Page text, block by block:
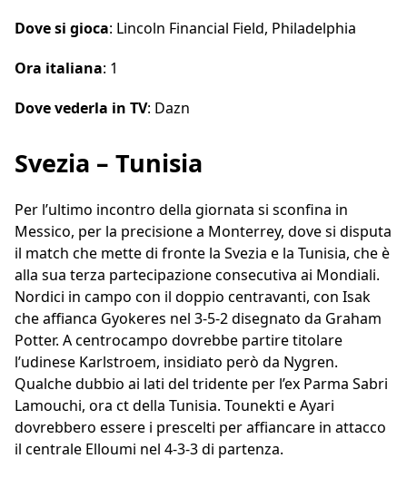
Dove si gioca: Lincoln Financial Field, Philadelphia
Ora italiana: 1
Dove vederla in TV: Dazn
Svezia – Tunisia
Per l’ultimo incontro della giornata si sconfina in
Messico, per la precisione a Monterrey, dove si disputa
il match che mette di fronte la Svezia e la Tunisia, che è
alla sua terza partecipazione consecutiva ai Mondiali.
Nordici in campo con il doppio centravanti, con Isak
che affianca Gyokeres nel 3-5-2 disegnato da Graham
Potter. A centrocampo dovrebbe partire titolare
l’udinese Karlstroem, insidiato però da Nygren.
Qualche dubbio ai lati del tridente per l’ex Parma Sabri
Lamouchi, ora ct della Tunisia. Tounekti e Ayari
dovrebbero essere i prescelti per affiancare in attacco
il centrale Elloumi nel 4-3-3 di partenza.